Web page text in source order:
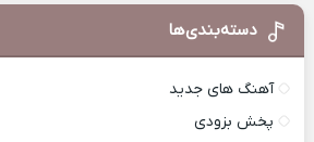
دسته‌بندی‌ها
آهنگ های جدید
پخش بزودی